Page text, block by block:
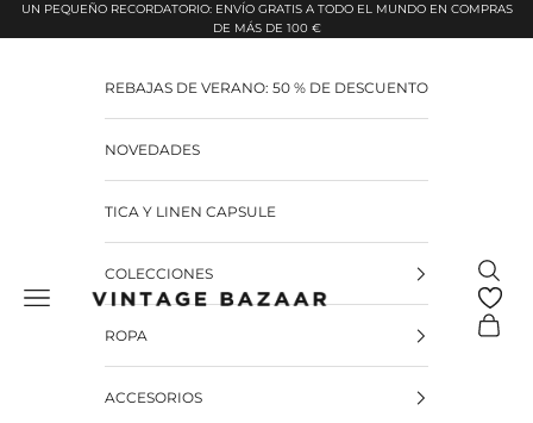
Pular para o conteúdo
UN PEQUEÑO RECORDATORIO: ENVÍO GRATIS A TODO EL MUNDO EN COMPRAS
DE MÁS DE 100 €
Vintage Bazaar
REBAJAS DE VERANO: 50 % DE DESCUENTO
NOVEDADES
TICA Y LINEN CAPSULE
COLECCIONES
ROPA
ACCESORIOS